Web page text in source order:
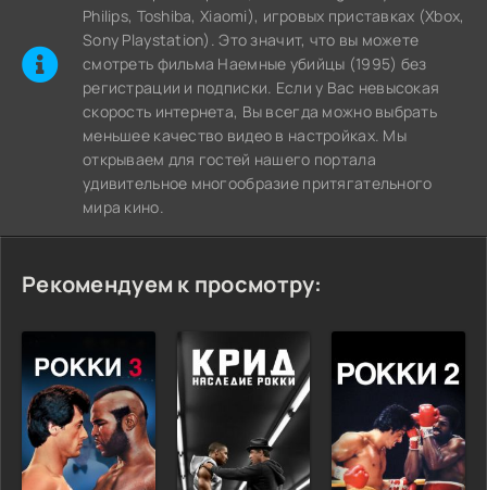
Philips, Toshiba, Xiaomi), игровых приставках (Xbox,
Sony Playstation). Это значит, что вы можете
cмотреть фильма Наемные убийцы (1995) без
регистрации и подписки. Если у Вас невысокая
скорость интернета, Вы всегда можно выбрать
меньшее качество видео в настройках. Мы
открываем для гостей нашего портала
удивительное многообразие притягательного
мира кино.
Рекомендуем к просмотру: